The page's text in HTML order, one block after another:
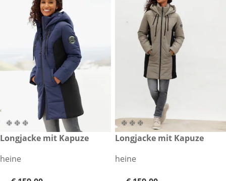
€ 159,00
Longjacke mit Kapuze
heine
€ 159,00
Longjacke mit Kapuze
heine